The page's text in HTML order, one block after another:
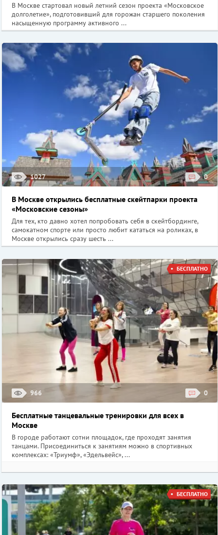
В Москве стартовал новый летний сезон проекта «Московское
долголетие», подготовивший для горожан старшего поколения
насыщенную программу активного ...
1027 0
В Москве открылись бесплатные скейтпарки проекта
«Московские сезоны»
Для тех, кто давно хотел попробовать себя в скейтбординге,
самокатном спорте или просто любит кататься на роликах, в
Москве открылись сразу шесть ...
966 0
БЕСПЛАТНО
Бесплатные танцевальные тренировки для всех в
Москве
В городе работают сотни площадок, где проходят занятия
танцами. Присоединиться к занятиям можно в спортивных
комплексах: «Триумф», «Эдельвейс», ...
БЕСПЛАТНО